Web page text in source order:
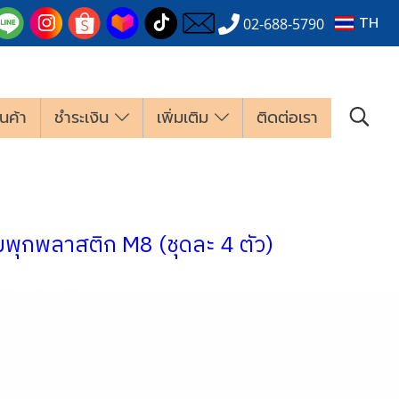
02-688-5790 TH
ค้า ชำระเงิน เพิ่มเติม ติดต่อเรา
กพลาสติก M8 (ชุดละ 4 ตัว)